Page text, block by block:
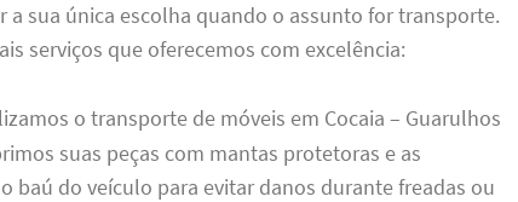
a sua única escolha quando o assunto for transporte.
serviços que oferecemos com excelência:
o transporte de móveis em Cocaia – Guarulhos
suas peças com mantas protetoras e as
baú do veículo para evitar danos durante freadas ou